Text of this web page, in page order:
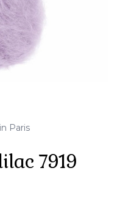
Paris
7919